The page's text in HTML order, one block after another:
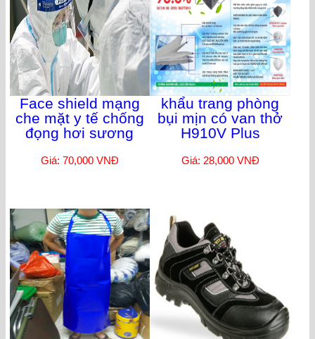
Face shield mạng
che mặt y tế chống
đọng hơi sương
Giá: 70,000 VNĐ
khẩu trang phòng
bụi mịn có van thở
H910V Plus
Giá: 28,000 VNĐ